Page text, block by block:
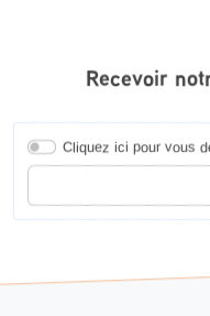
Recevoir
Cliquez ici pour vous
Entrer votre adresse